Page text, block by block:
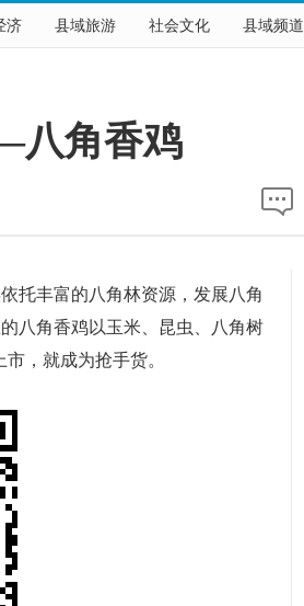
济 县域旅游 社会文化 县域频道
八角香鸡
托丰富的八角林资源，发展八角
八角香鸡以玉米、昆虫、八角树
，就成为抢手货。